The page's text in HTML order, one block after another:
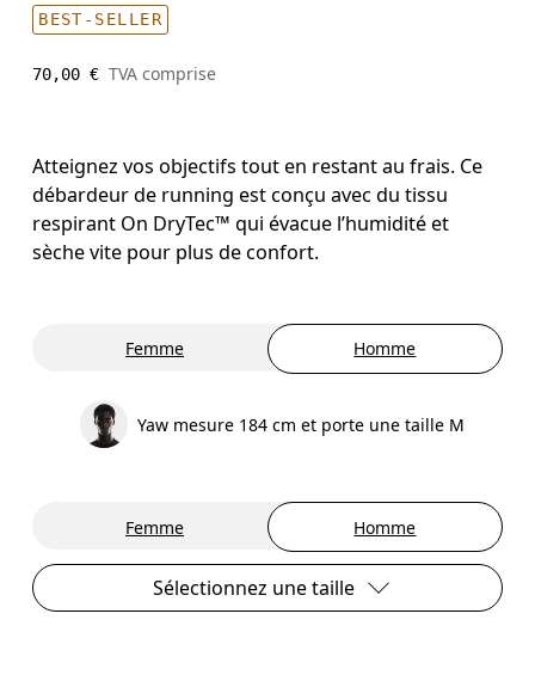
BEST-SELLER
70,00 € TVA comprise
Atteignez vos objectifs tout en restant au frais. Ce
débardeur de running est conçu avec du tissu
respirant On DryTec™ qui évacue l’humidité et
sèche vite pour plus de confort.
Femme Homme
Yaw mesure 184 cm et porte une taille M
Femme Homme
Sélectionnez une taille